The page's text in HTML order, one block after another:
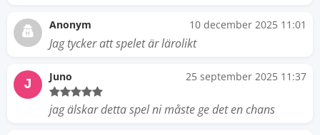
Anonym 10 december 2025 11:01
Jag tycker att spelet är lärolikt
J Juno 25 september 2025 11:37
jag älskar detta spel ni måste ge det en chans